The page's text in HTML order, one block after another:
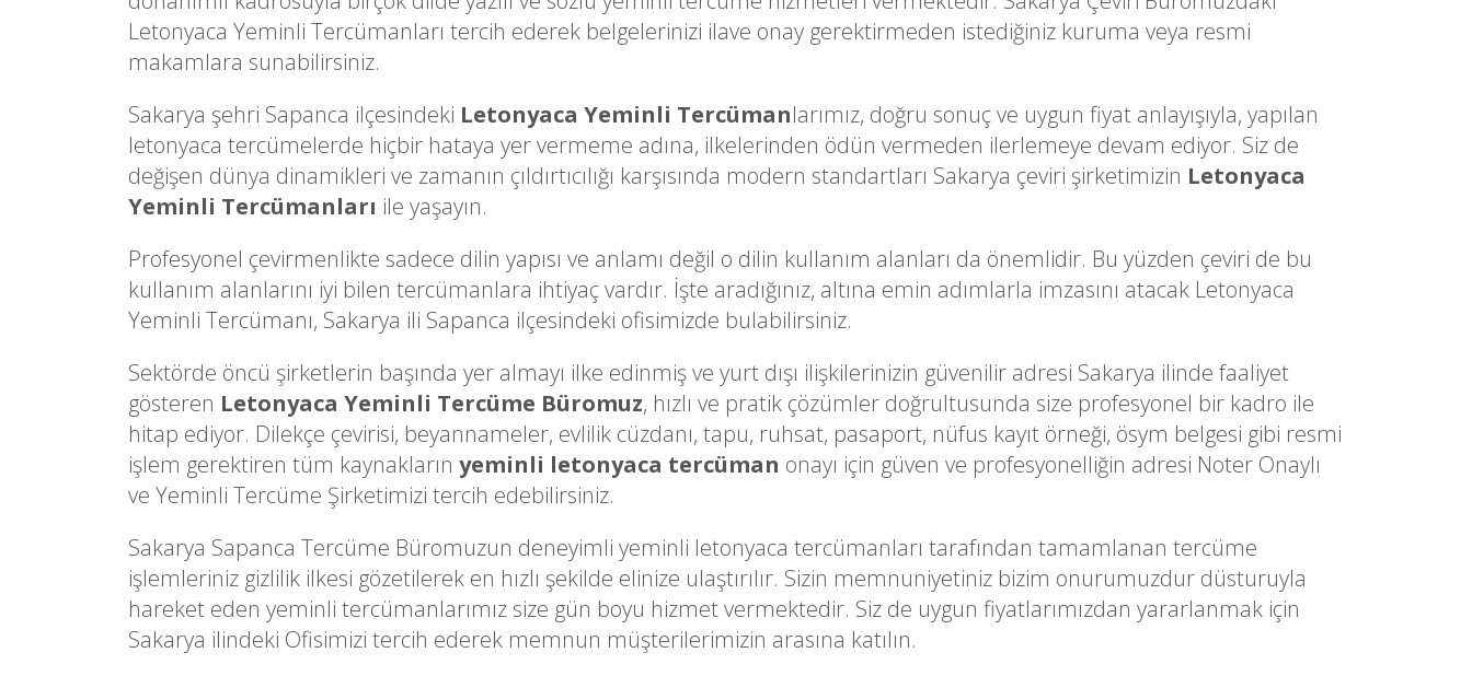
Letonyaca Yeminli Tercümanları tercih ederek belgelerinizi ilave onay gerektirmeden istediğiniz kuruma veya resmi
makamlara sunabilirsiniz.
Sakarya şehri Sapanca ilçesindeki Letonyaca Yeminli Tercümanlarımız, doğru sonuç ve uygun fiyat anlayışıyla, yapılan
letonyaca tercümelerde hiçbir hataya yer vermeme adına, ilkelerinden ödün vermeden ilerlemeye devam ediyor. Siz de
değişen dünya dinamikleri ve zamanın çıldırtıcılığı karşısında modern standartları Sakarya çeviri şirketimizin Letonyaca
Yeminli Tercümanları ile yaşayın.
Profesyonel çevirmenlikte sadece dilin yapısı ve anlamı değil o dilin kullanım alanları da önemlidir. Bu yüzden çeviri de bu
kullanım alanlarını iyi bilen tercümanlara ihtiyaç vardır. İşte aradığınız, altına emin adımlarla imzasını atacak Letonyaca
Yeminli Tercümanı, Sakarya ili Sapanca ilçesindeki ofisimizde bulabilirsiniz.
Sektörde öncü şirketlerin başında yer almayı ilke edinmiş ve yurt dışı ilişkilerinizin güvenilir adresi Sakarya ilinde faaliyet
gösteren Letonyaca Yeminli Tercüme Büromuz, hızlı ve pratik çözümler doğrultusunda size profesyonel bir kadro ile
hitap ediyor. Dilekçe çevirisi, beyannameler, evlilik cüzdanı, tapu, ruhsat, pasaport, nüfus kayıt örneği, ösym belgesi gibi resmi
işlem gerektiren tüm kaynakların yeminli letonyaca tercüman onayı için güven ve profesyonelliğin adresi Noter Onaylı
ve Yeminli Tercüme Şirketimizi tercih edebilirsiniz.
Sakarya Sapanca Tercüme Büromuzun deneyimli yeminli letonyaca tercümanları tarafından tamamlanan tercüme
işlemleriniz gizlilik ilkesi gözetilerek en hızlı şekilde elinize ulaştırılır. Sizin memnuniyetiniz bizim onurumuzdur düsturuyla
hareket eden yeminli tercümanlarımız size gün boyu hizmet vermektedir. Siz de uygun fiyatlarımızdan yararlanmak için
Sakarya ilindeki Ofisimizi tercih ederek memnun müşterilerimizin arasına katılın.